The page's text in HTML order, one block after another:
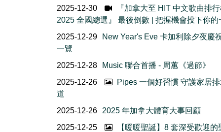
2025-12-30
『加拿大至 HIT 中文歌曲排
2025 全國總選』 最後倒數 | 把握機會投下你的
2025-12-29
New Year's Eve 卡加利除夕夜慶
一覽
2025-12-28
Music 聯合首播 - 周蕙《過節》
2025-12-26
Pipes 一個好習慣 守護家居
道
2025-12-26
2025 年加拿大體育大事回顧
2025-12-25
【暖暖聖誕】8 套深受歡迎的